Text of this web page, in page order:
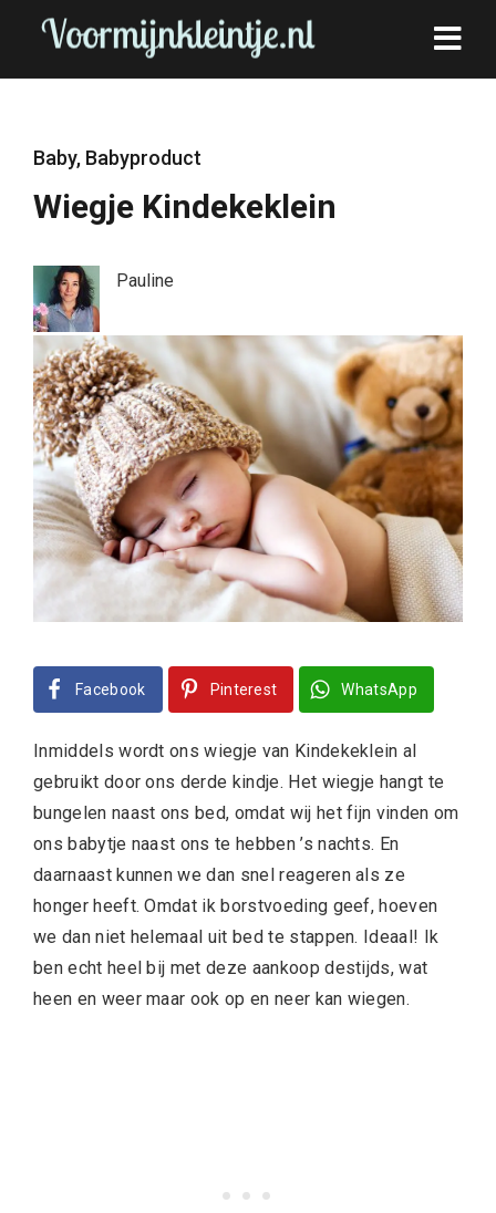
Baby, Babyproduct
Wiegje Kindekeklein
Pauline
Facebook Pinterest WhatsApp
Inmiddels wordt ons wiegje van Kindekeklein al
gebruikt door ons derde kindje. Het wiegje hangt te
bungelen naast ons bed, omdat wij het fijn vinden om
ons babytje naast ons te hebben ’s nachts. En
daarnaast kunnen we dan snel reageren als ze
honger heeft. Omdat ik borstvoeding geef, hoeven
we dan niet helemaal uit bed te stappen. Ideaal! Ik
ben echt heel bij met deze aankoop destijds, wat
heen en weer maar ook op en neer kan wiegen.